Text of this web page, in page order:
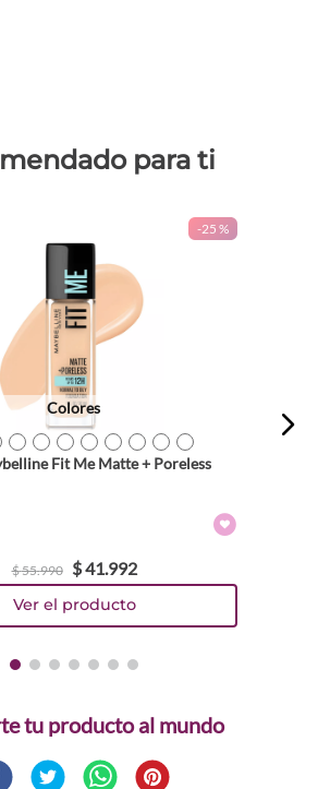
para ti
-25 %
Colores
Fit Me Matte + Poreless
$55.990 $41.992